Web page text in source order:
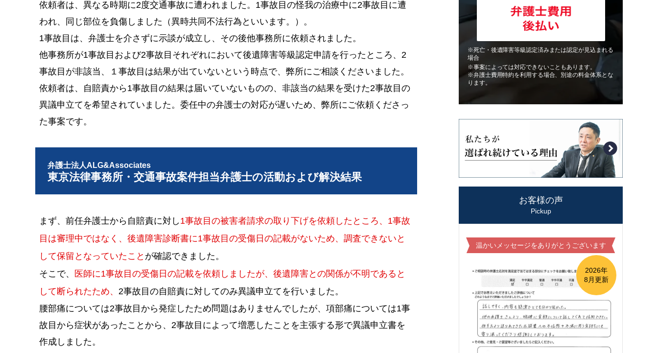
依頼者は、異なる時期に2度交通事故に遭われました。1事故目の怪我の治療中に2事故目に遭
われ、同じ部位を負傷しました（異時共同不法行為といいます。）。
1事故目は、弁護士を介さずに示談が成立し、その後他事務所に依頼されました。
他事務所が1事故目および2事故目それぞれにおいて後遺障害等級認定申請を行ったところ、2
事故目が非該当、１事故目は結果が出ていないという時点で、弊所にご相談くださいました。
依頼者は、自賠責から1事故目の結果は届いていないものの、非該当の結果を受けた2事故目の
異議申立てを希望されていました。委任中の弁護士の対応が遅いため、弊所にご依頼くださっ
た事案です。
弁護士法人ALG&Associates
東京法律事務所・交通事故案件担当弁護士の活動および解決結果
まず、前任弁護士から自賠責に対し 1事故目の被害者請求の取り下げを依頼したところ、1事故
目は審理中ではなく、後遺障害診断書に1事故目の受傷日の記載がないため、調査できないと
して保留となっていたこと が確認できました。
そこで、
医師に1事故目の受傷日の記載を依頼しましたが、後遺障害との関係が不明であると
して断られたため、 2事故目の自賠責に対してのみ異議申立てを行いました。
腰部痛については2事故目から発症したため問題はありませんでしたが、項部痛については1事
故目から症状があったことから、2事故目によって増悪したことを主張する形で異議申立書を
作成しました。
※死亡・後遺障害等級認定済みまたは認定が見込まれる
場合
※事案によっては対応できないこともあります。
※弁護士費用特約を利用する場合、別途の料金体系とな
ります。
お客様の声
Pickup
温かいメッセージをありがとうございます
2026年
8月更新